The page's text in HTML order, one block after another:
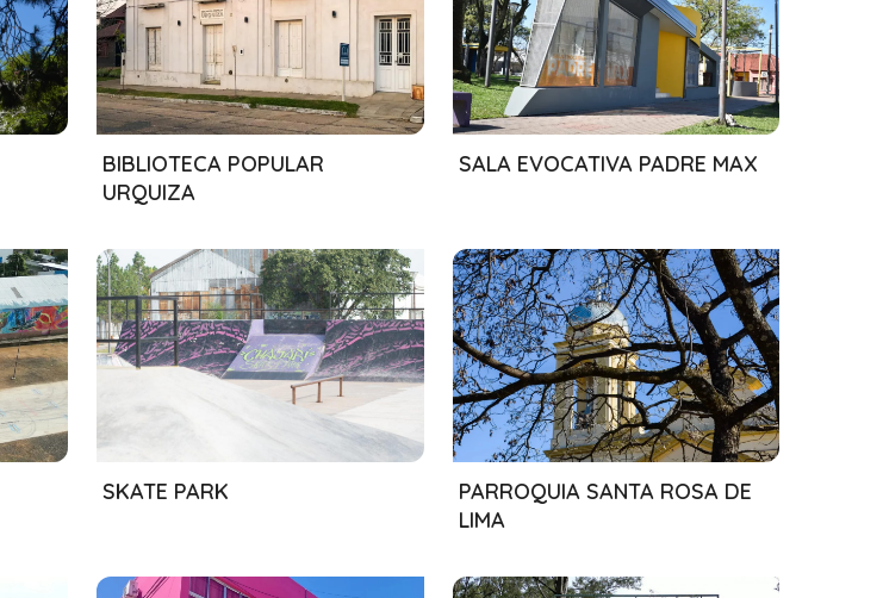
13/08/2024
BIBLIOTECA POPULAR
URQUIZA
13/08/2024
SALA EVOCATIVA PADRE MAX
01/08/2024
SKATE PARK
01/08/2024
PARROQUIA SANTA ROSA DE
LIMA